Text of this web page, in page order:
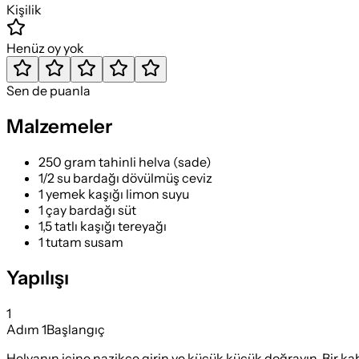
Kişilik
Henüz oy yok
Sen de puanla
Malzemeler
250 gram tahinli helva (sade)
1/2 su bardağı dövülmüş ceviz
1 yemek kaşığı limon suyu
1 çay bardağı süt
1,5 tatlı kaşığı tereyağı
1 tutam susam
Yapılışı
1
Adım 1Başlangıç